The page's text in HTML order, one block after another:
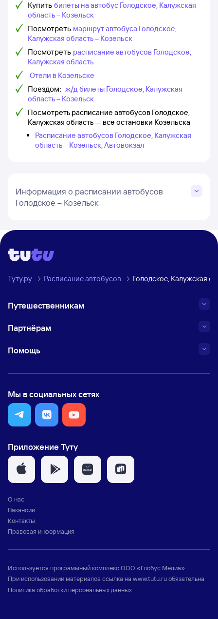
Купить билеты на автобус Голодское, Калужская
область – Козельск
Посмотреть маршрут автобуса Голодское,
Калужская область – Козельск
Посмотреть расписание автобусов Голодское,
Калужская область
Отели в Козельске
Поездом: ж/д билеты Голодское, Калужская
область – Козельск
Посмотреть расписание автобусов Голодское,
Калужская область — все остановки Козельска
Расписание автобусов Голодское, Калужская
область – Козельск, Автовокзал
Информация о расписании автобусов
Голодское – Козельск
Туту.ру Расписание автобусов Голодское, Калужская
Путешественникам
Партнёрам
Помощь
Мы в социальных сетях
Приложение Туту
О нас
Вакансии
Контакты
Правовая информация
Используется программный комплексООО «Глобус Медиа»
При использовании материалов ссылка на www.tutu.ruобязательна
Политика обработки персональных данных